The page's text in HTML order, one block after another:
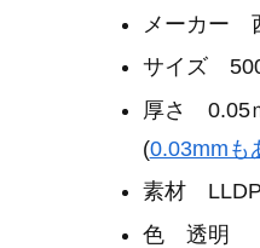
メーカー
サイズ
厚さ 0.05
(0.03mmも
素材
色 透明